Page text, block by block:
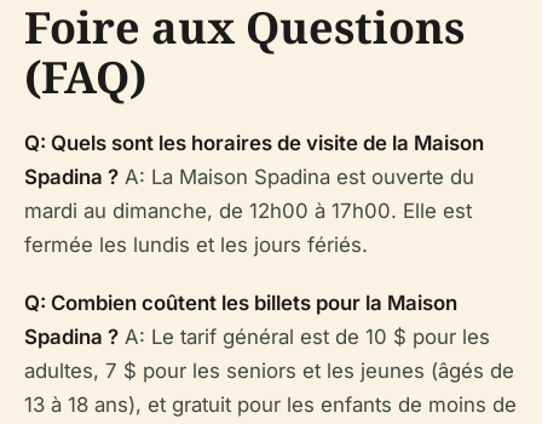
Foire aux Questions
(FAQ)
Q: Quels sont les horaires de visite de la Maison
Spadina ? A: La Maison Spadina est ouverte du
mardi au dimanche, de 12h00 à 17h00. Elle est
fermée les lundis et les jours fériés.
Q: Combien coûtent les billets pour la Maison
Spadina ? A: Le tarif général est de 10 $ pour les
adultes, 7 $ pour les seniors et les jeunes (âgés de
13 à 18 ans), et gratuit pour les enfants de moins de